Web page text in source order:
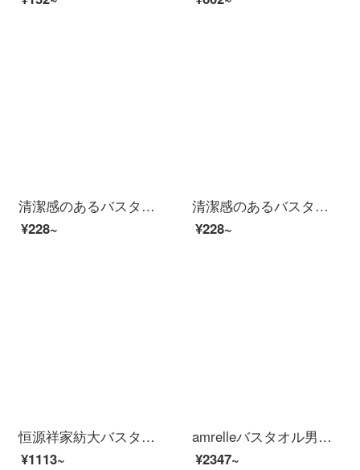
清潔感のあるバスタオル男性純綿成人男女家庭用吸水速乾軟新疆長綿包巾ホテル大浴タオルW 0599深蘭（A類標準/柔らかくて厚い/強い吸水）
¥228~
清潔感のあるバスタオルA類は吸水速度が高く、毛が長くなります。厚いバスタオルを入れて、男女風呂に入ります。柔らかいです。サンゴの大きなタオルはタオルA類のバスタオルを巻きます。浅緑です。
¥228~
恒源祥家紡大バスタオル新疆純綿男女通用成人家庭用タオルネット紅吸水速乾毛悦詩バスタオル-米白
¥1113~
amrelleバスタオル男女家庭用出口日本綿吸水速乾柔らかいタオル三点セットホテルラクダ色バスタオル1枚+タオル1枚
¥2347~